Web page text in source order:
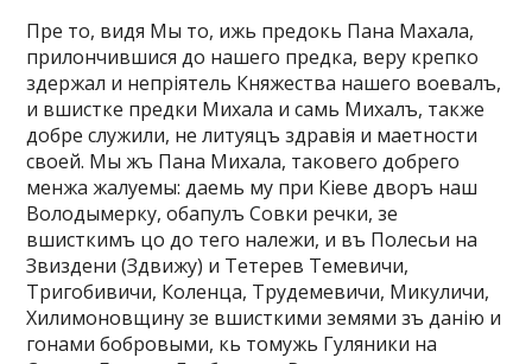
Пре то, видя Мы то, ижь предокь Пана Махала,
прилончившися до нашего предка, веру крепко
здержал и непріятель Княжества нашего воевалъ,
и вшистке предки Михала и самь Михалъ, также
добре служили, не литуяцъ здравія и маетности
своей. Мы жъ Пана Михала, таковего добрего
менжа жалуемы: даемь му при Кіеве дворъ наш
Володымерку, обапулъ Совки речки, зе
вшисткимъ цо до тего належи, и въ Полесьи на
Звиздени (Здвижу) и Тетерев Темевичи,
Тригобивичи, Коленца, Трудемевичи, Микуличи,
Хилимоновщину зе вшисткими земями зъ данію и
гонами бобровыми, кь томужь Гуляники на